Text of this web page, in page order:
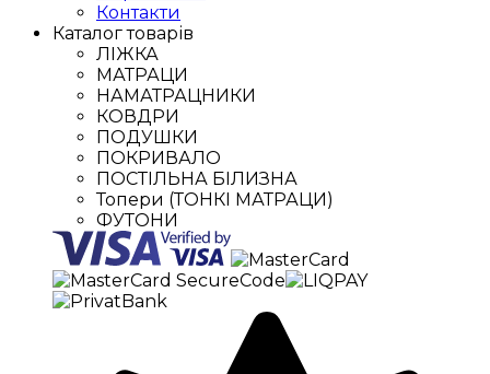
Контакти
Каталог товарів
ЛІЖКА
МАТРАЦИ
НАМАТРАЦНИКИ
КОВДРИ
ПОДУШКИ
ПОКРИВАЛО
ПОСТІЛЬНА БІЛИЗНА
Топери (ТОНКІ МАТРАЦИ)
ФУТОНИ